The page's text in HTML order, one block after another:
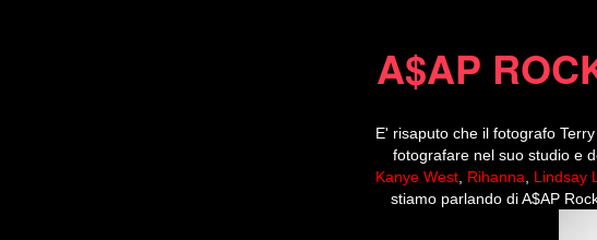
A$AP
E' risaputo che il fotografo
fotografare nel suo studio e
Kanye West, Rihanna Lindsay
stiamo parlando di A$AP